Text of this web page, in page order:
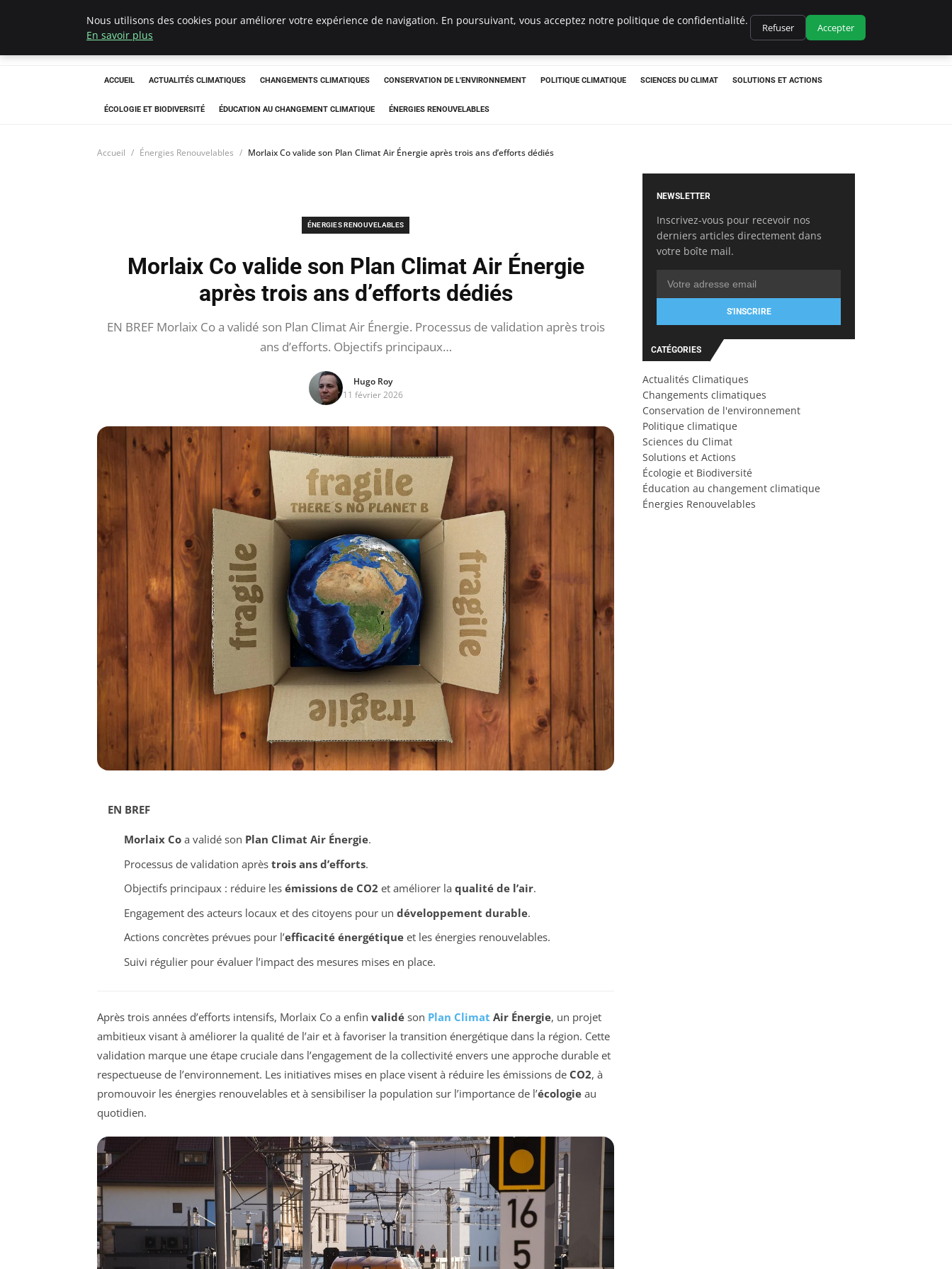
Climatedebtagents
ACCUEIL ACTUALITÉS CLIMATIQUES CHANGEMENTS CLIMATIQUES CONSERVATION DE L'ENVIRONNEMENT POLITIQUE CLIMATIQUE SCIENCES DU CLIMAT SOLUTIONS ET ACTIONS
ÉCOLOGIE ET BIODIVERSITÉ ÉDUCATION AU CHANGEMENT CLIMATIQUE ÉNERGIES RENOUVELABLES
Accueil Énergies Renouvelables Morlaix Co valide son Plan Climat Air Énergie après trois ans d’efforts dédiés
ÉNERGIES RENOUVELABLES
Morlaix Co valide son Plan Climat Air Énergie
après trois ans d’efforts dédiés
EN BREF Morlaix Co a validé son Plan Climat Air Énergie. Processus de validation après trois
ans d’efforts. Objectifs principaux…
Hugo Roy
11 février 2026
EN BREF
Morlaix Coa validé son Plan Climat Air Énergie.
Processus de validation après trois ans d’efforts.
Objectifs principaux : réduire les émissions de CO2 et améliorer la qualité de l’air.
Engagement des acteurs locaux et des citoyens pour un développement durable.
Actions concrètes prévues pour l’efficacité énergétiqueet les énergies renouvelables.
Suivi régulier pour évaluer l’impact des mesures mises en place.
Après trois années d’efforts intensifs, Morlaix Co a enfin validé son Plan Climat Air Énergie, un projet
ambitieux visant à améliorer la qualité de l’air et à favoriser la transition énergétique dans la région. Cette
validation marque une étape cruciale dans l’engagement de la collectivité envers une approche durable et
respectueuse de l’environnement. Les initiatives mises en place visent à réduire les émissions de CO2, à
promouvoir les énergies renouvelables et à sensibiliser la population sur l’importance de l’écologie au
quotidien.
NEWSLETTER
Inscrivez-vous pour recevoir nos
derniers articles directement dans
votre boîte mail.
S'INSCRIRE
CATÉGORIES
Actualités Climatiques
Changements climatiques
Conservation de l'environnement
Politique climatique
Sciences du Climat
Solutions et Actions
Écologie et Biodiversité
Éducation au changement climatique
Énergies Renouvelables
Nous utilisons des cookies pour améliorer votre expérience de navigation. En poursuivant, vous acceptez notre politique de confidentialité.
En savoir plus
Refuser Accepter